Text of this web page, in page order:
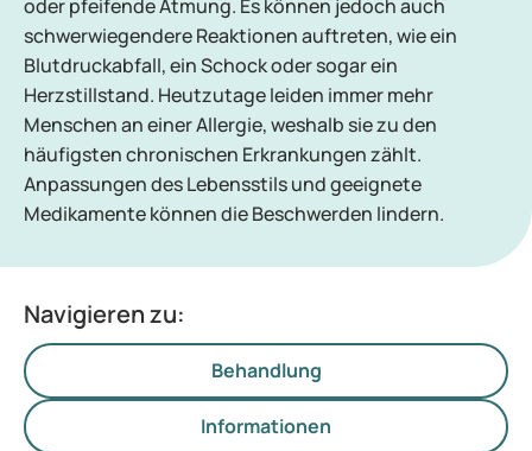
oder pfeifende Atmung. Es können jedoch auch
schwerwiegendere Reaktionen auftreten, wie ein
Blutdruckabfall, ein Schock oder sogar ein
Herzstillstand. Heutzutage leiden immer mehr
Menschen an einer Allergie, weshalb sie zu den
häufigsten chronischen Erkrankungen zählt.
Anpassungen des Lebensstils und geeignete
Medikamente können die Beschwerden lindern.
Navigieren zu:
Behandlung
Informationen